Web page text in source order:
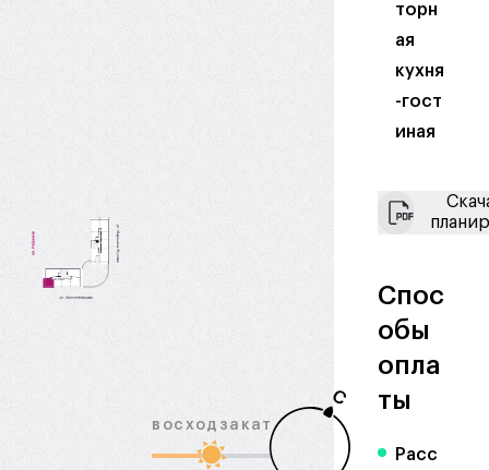
восход закат
С
торн
ая
кухня
-гост
иная
Спос
обы
опла
ты
Расс